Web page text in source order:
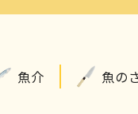
魚介 魚の